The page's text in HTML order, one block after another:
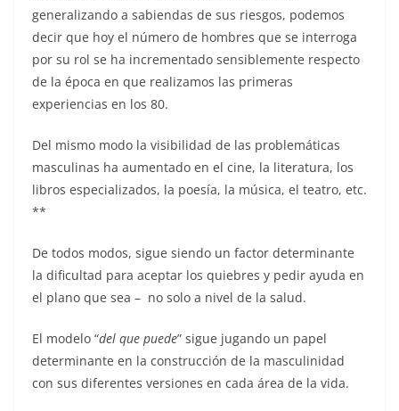
generalizando a sabiendas de sus riesgos, podemos
decir que hoy el número de hombres que se interroga
por su rol se ha incrementado sensiblemente respecto
de la época en que realizamos las primeras
experiencias en los 80.
Del mismo modo la visibilidad de las problemáticas
masculinas ha aumentado en el cine, la literatura, los
libros especializados, la poesía, la música, el teatro, etc.
**
De todos modos, sigue siendo un factor determinante
la dificultad para aceptar los quiebres y pedir ayuda en
el plano que sea – no solo a nivel de la salud.
El modelo “del que puede” sigue jugando un papel
determinante en la construcción de la masculinidad
con sus diferentes versiones en cada área de la vida.